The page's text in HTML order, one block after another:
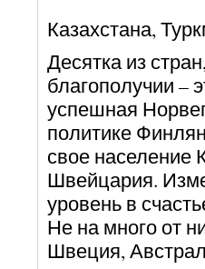
Казахстана,
Десятка из
благополучии –
успешная
политике
свое население
Швейцария.
уровень в
Не на много от
Швеция,